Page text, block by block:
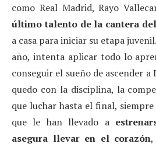
como Real Madrid, Rayo
último talento de la cantera
a casa para iniciar su etapa
año, intenta aplicar todo lo
conseguir el sueño de ascender a
quedo con la disciplina, la
que luchar hasta el final, siempre
que le han llevado a
asegura llevar en el corazón,